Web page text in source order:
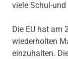
viele Schul-
Die EU hat am
wiederholten
einzuhalten.